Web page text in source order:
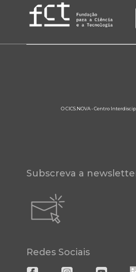
O CICS.NOVA - Centro
Subscreva a
Redes Sociais